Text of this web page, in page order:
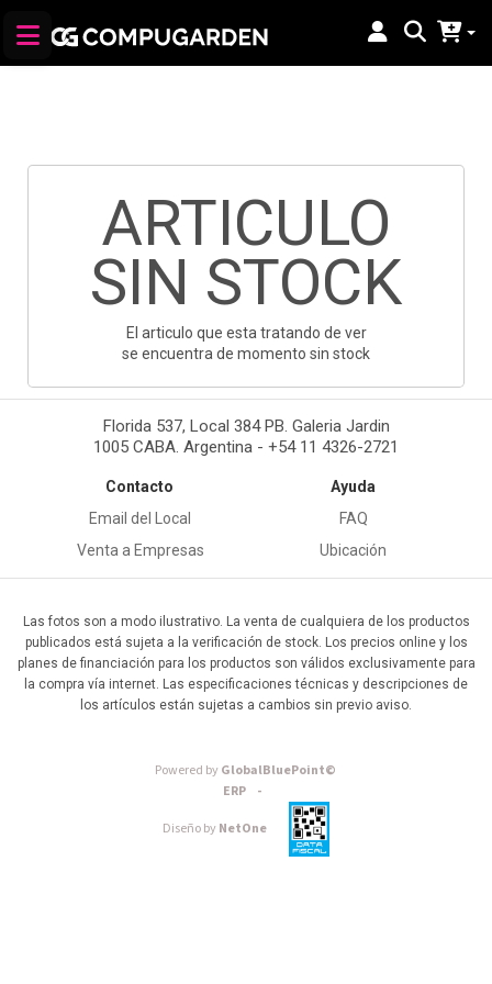
ARTICULO
SIN STOCK
El articulo que esta tratando de ver
se encuentra de momento sin stock
Florida 537, Local 384 PB. Galeria Jardin
1005 CABA. Argentina - +54 11 4326-2721
Contacto
Email del Local
Venta a Empresas
Ayuda
FAQ
Ubicación
Las fotos son a modo ilustrativo. La venta de cualquiera de los productos
publicados está sujeta a la verificación de stock. Los precios online y los
planes de financiación para los productos son válidos exclusivamente para
la compra vía internet. Las especificaciones técnicas y descripciones de
los artículos están sujetas a cambios sin previo aviso.
Powered byGlobalBluePoint©
ERP -
Diseño byNetOne